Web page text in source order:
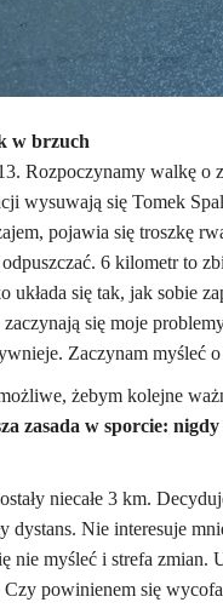
w brzuch
Rozpoczynamy walkę o
wysuwają się Tomek
pojawia się troszkę
6 kilometr to
układa się tak, jak sobie
zaczynają się moje
Zaczynam myśleć
żebym kolejne
zasada w sporcie:
niecałe 3 km.
dystans. Nie interesuje
nie myśleć i strefa zmian.
Czy powinienem się